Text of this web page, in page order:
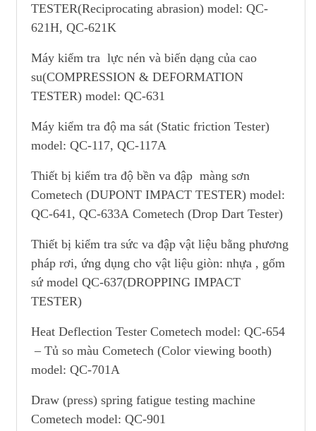
TESTER(Reciprocating abrasion) model: QC-
621H, QC-621K
Máy kiểm tra lực nén và biến dạng của cao
su(COMPRESSION & DEFORMATION
TESTER) model: QC-631
Máy kiểm tra độ ma sát (Static friction Tester)
model: QC-117, QC-117A
Thiết bị kiểm tra độ bền va đập màng sơn
Cometech (DUPONT IMPACT TESTER) model:
QC-641, QC-633A Cometech (Drop Dart Tester)
Thiết bị kiểm tra sức va đập vật liệu bằng phương
pháp rơi, ứng dụng cho vật liệu giòn: nhựa , gốm
sứ model QC-637(DROPPING IMPACT
TESTER)
Heat Deflection Tester Cometech model: QC-654
– Tủ so màu Cometech (Color viewing booth)
model: QC-701A
Draw (press) spring fatigue testing machine
Cometech model: QC-901